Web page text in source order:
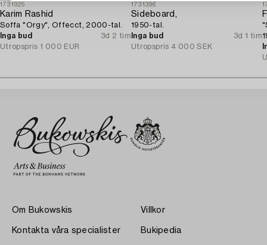
1731925
Karim Rashid
Soffa "Orgy", Offecct, 2000-tal.
Inga bud
3d 2 tim
Utropspris 1 000 EUR
1731396
Sideboard,
1950-tal.
Inga bud
3d 1 tim
Utropspris 4 000 SEK
Om Bukowskis
Kontakta våra specialister
Villkor
Bukipedia